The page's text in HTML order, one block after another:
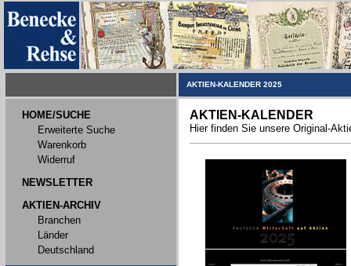
AKTIEN-KALENDER 2025
HOME/SUCHE
Erweiterte Suche
Warenkorb
Widerruf
NEWSLETTER
AKTIEN-ARCHIV
Branchen
Länder
Deutschland
AKTIEN-KALENDER
Hier finden Sie unsere Original-